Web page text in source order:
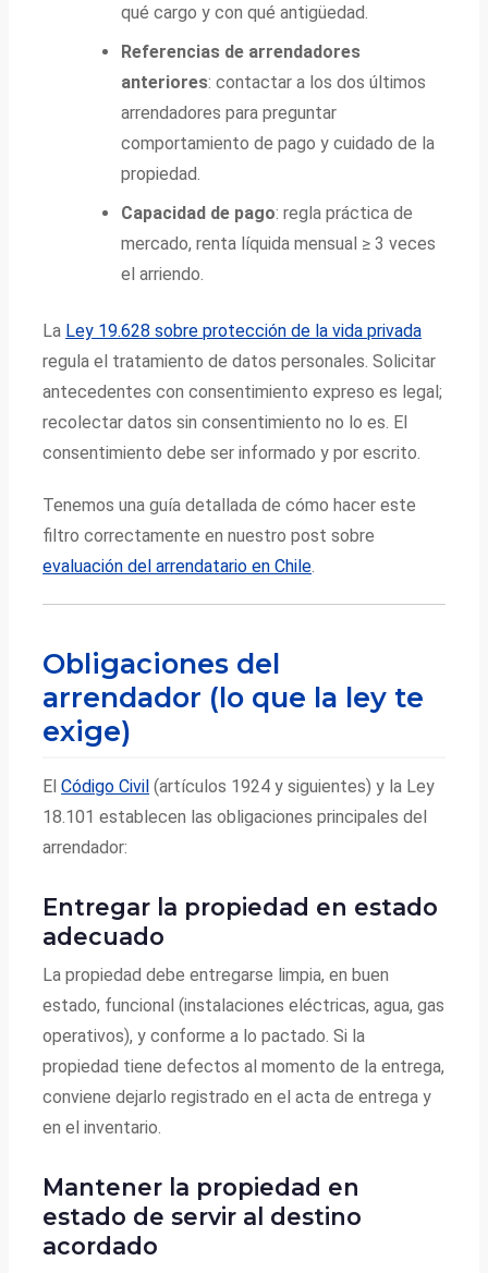
qué cargo y con qué antigüedad.
Referencias de arrendadores
anteriores: contactar a los dos últimos
arrendadores para preguntar
comportamiento de pago y cuidado de la
propiedad.
Capacidad de pago: regla práctica de
mercado, renta líquida mensual ≥ 3 veces
el arriendo.
La Ley 19.628 sobre protección de la vida privada
regula el tratamiento de datos personales. Solicitar
antecedentes con consentimiento expreso es legal;
recolectar datos sin consentimiento no lo es. El
consentimiento debe ser informado y por escrito.
Tenemos una guía detallada de cómo hacer este
filtro correctamente en nuestro post sobre
evaluación del arrendatario en Chile
Obligaciones del
arrendador (lo que la ley te
exige)
ElCódigo Civil (artículos 1924 y siguientes) y la Ley
18.101 establecen las obligaciones principales del
arrendador:
Entregar la propiedad en estado
adecuado
La propiedad debe entregarse limpia, en buen
estado, funcional (instalaciones eléctricas, agua, gas
operativos), y conforme a lo pactado. Si la
propiedad tiene defectos al momento de la entrega,
conviene dejarlo registrado en el acta de entrega y
en el inventario.
Mantener la propiedad en
estado de servir al destino
acordado